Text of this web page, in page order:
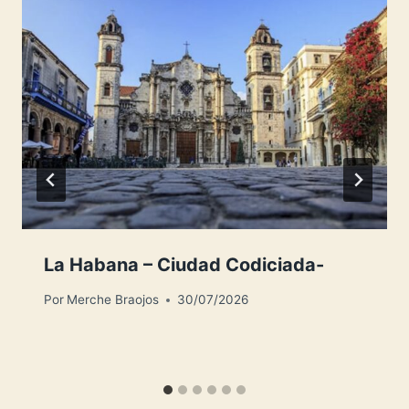
La Habana – Ciudad Codiciada-
Por Merche Braojos 30/07/2026